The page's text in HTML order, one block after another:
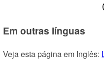
Em outras línguas
Veja esta página em Inglês: